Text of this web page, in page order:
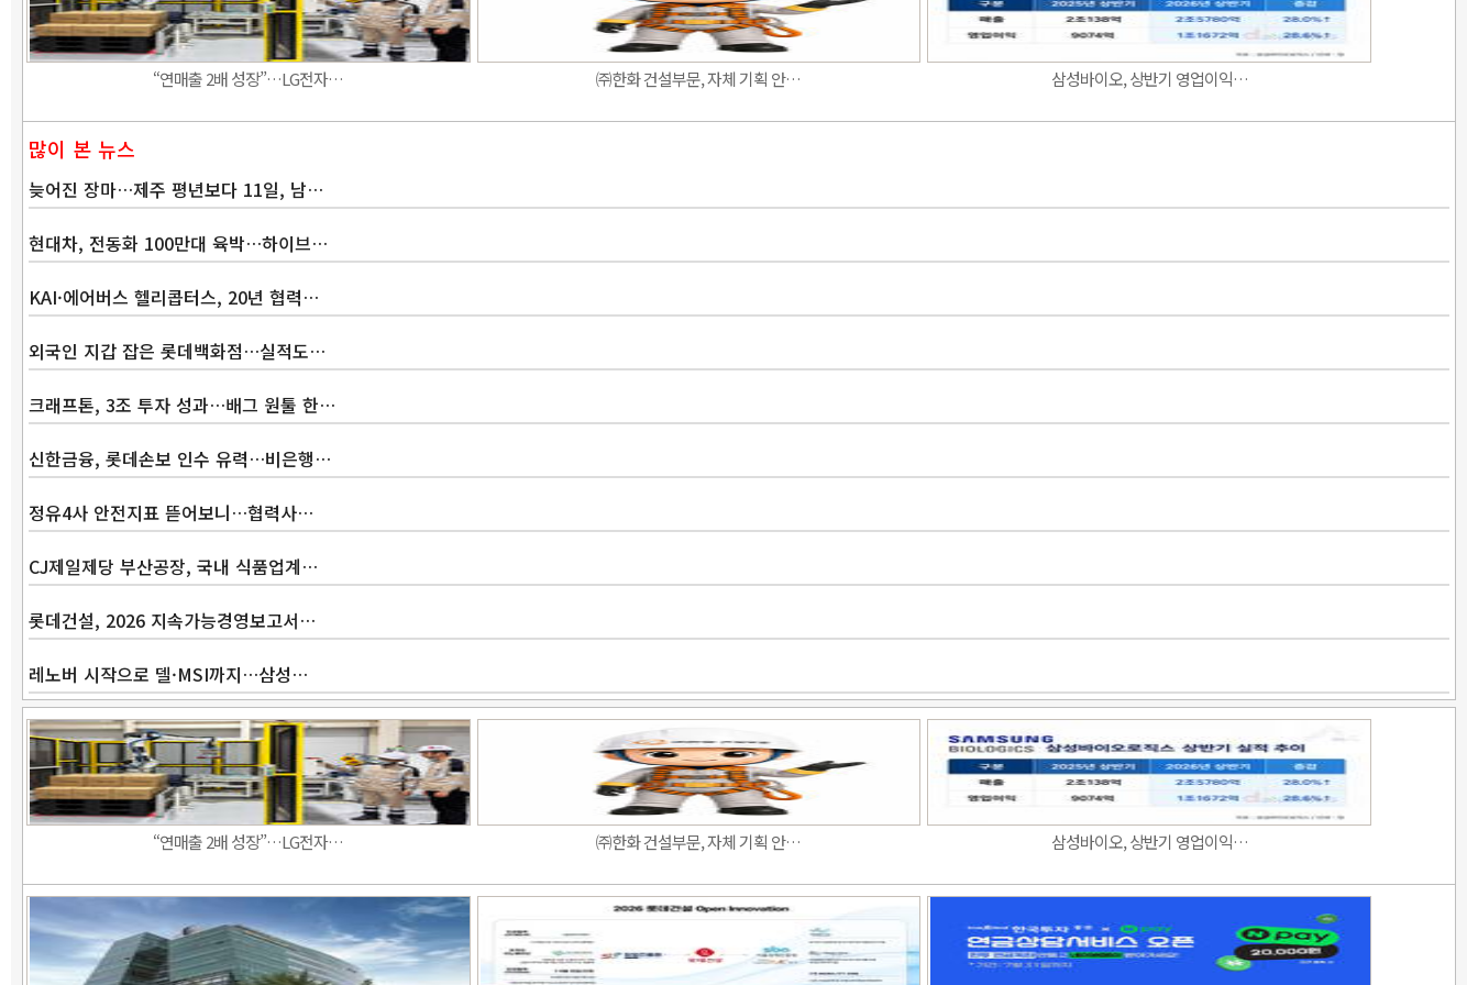
“연매출 2배 성장”…LG전자… ㈜한화 건설부문, 자체 기획 안… 삼성바이오, 상반기 영업이익…
많이 본 뉴스
늦어진 장마…제주 평년보다 11일, 남…
현대차, 전동화 100만대 육박…하이브…
KAI·에어버스 헬리콥터스, 20년 협력…
외국인 지갑 잡은 롯데백화점…실적도…
크래프톤, 3조 투자 성과…배그 원툴 한…
신한금융, 롯데손보 인수 유력…비은행…
정유4사 안전지표 뜯어보니…협력사…
CJ제일제당 부산공장, 국내 식품업계…
롯데건설, 2026 지속가능경영보고서…
레노버 시작으로 델·MSI까지…삼성…
“연매출 2배 성장”…LG전자… ㈜한화 건설부문, 자체 기획 안… 삼성바이오, 상반기 영업이익…